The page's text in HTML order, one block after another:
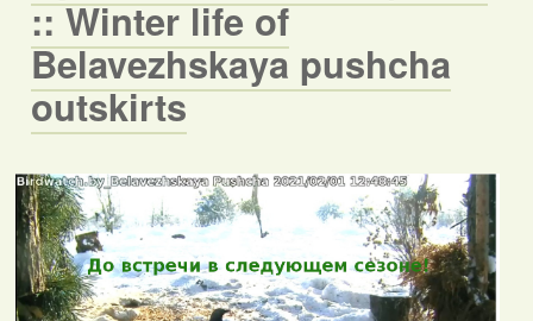
:: Winter life of
Belavezhskaya pushcha
outskirts